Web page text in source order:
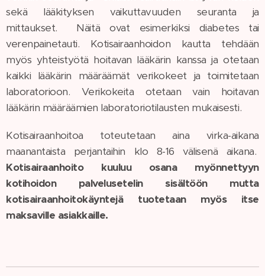
sekä lääkityksen vaikuttavuuden seuranta ja
mittaukset. Näitä ovat esimerkiksi diabetes tai
verenpainetauti. Kotisairaanhoidon kautta tehdään
myös yhteistyötä hoitavan lääkärin kanssa ja otetaan
kaikki lääkärin määräämät verikokeet ja toimitetaan
laboratorioon. Verikokeita otetaan vain hoitavan
lääkärin määräämien laboratoriotilausten mukaisesti.
Kotisairaanhoitoa toteutetaan aina virka-aikana
maanantaista perjantaihin klo 8-16 välisenä aikana.
Kotisairaanhoito kuuluu osana myönnettyyn
kotihoidon palvelusetelin sisältöön mutta
kotisairaanhoitokäyntejä tuotetaan myös itse
maksaville asiakkaille.